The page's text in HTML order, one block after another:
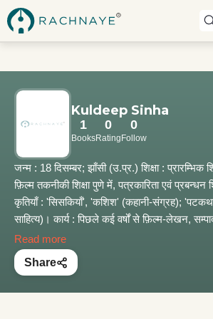
Kuldeep Sinha
1
Books
0
Rating
0
Follow
जन्म : 18 दिसम्बर; झाँसी (उ.प्र.) शिक्षा : प्रारम्भिक शिक्षा झाँसी में, स्नातक एवं
फ़िल्म तकनीकी शिक्षा पुणे में, पत्रकारिता एवं प्रबन्धन शिक्षा
कृतियाँ : 'सिसकियाँ', 'कशिश' (कहानी-संग्रह);
साहित्य)। कार्य : पिछले कई वर्षों से फ़िल्म-लेखन, सम्पादन, निर्देशन एवं निर्माण से
जुड़े रहकर लगभग अनेक लघु फ़िल्मों का लेखन एवं निर्देशन। सम्मान
लेखन, निर्देशन एवं निर्माण के लिए भारत के राष्ट्रपति
पुरस्कारों से सम्मानित होने के साथ कई अन्य राष्ट्रीय,
Read more
Share